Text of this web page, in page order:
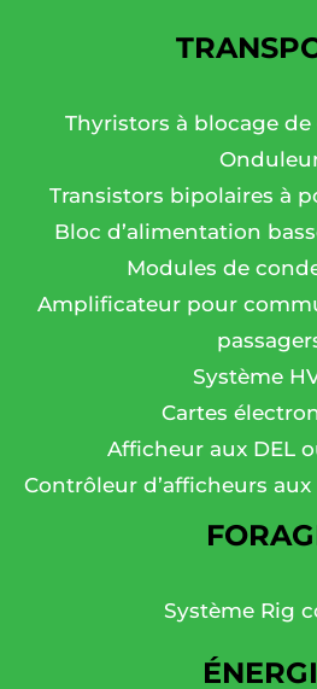
Thyristors à blocage de
Transistors bipolaires à
Bloc d’alimentation
Modules de
Amplificateur pour
Système
Cartes
Afficheur aux DEL
Contrôleur d’afficheurs
Système Rig